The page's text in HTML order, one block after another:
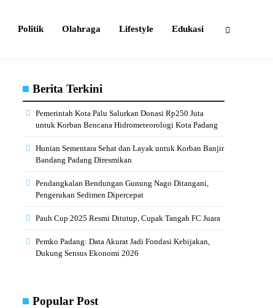
Politik Olahraga Lifestyle Edukasi
Berita Terkini
Pemerintah Kota Palu Salurkan Donasi Rp250 Juta
untuk Korban Bencana Hidrometeorologi Kota Padang
Hunian Sementara Sehat dan Layak untuk Korban Banjir
Bandang Padang Diresmikan
Pendangkalan Bendungan Gunung Nago Ditangani,
Pengerukan Sedimen Dipercepat
Pauh Cup 2025 Resmi Ditutup, Cupak Tangah FC Juara
Pemko Padang: Data Akurat Jadi Fondasi Kebijakan,
Dukung Sensus Ekonomi 2026
Popular Post